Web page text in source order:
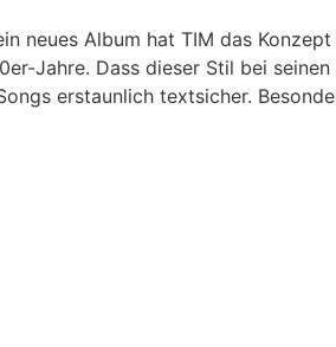
Album hat TIM das Konzept
Jahre. Dass dieser Stil bei
erstaunlich textsicher.